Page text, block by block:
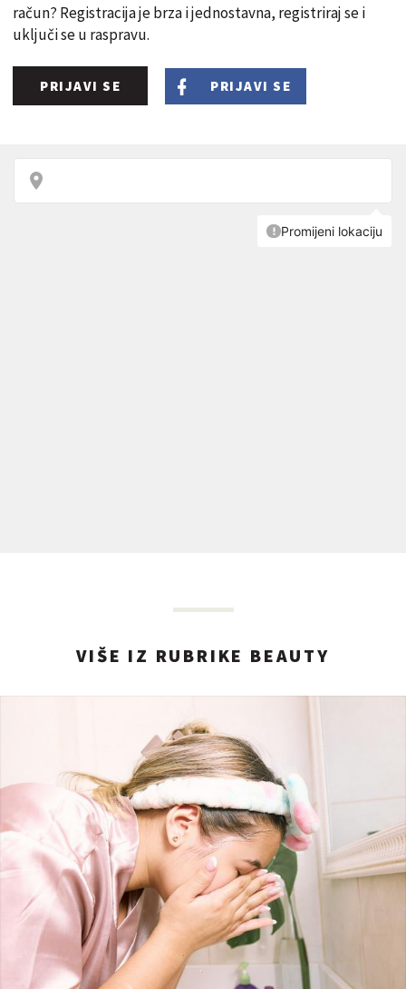
račun? Registracija je brza i jednostavna, registriraj se i
uključi se u raspravu.
PRIJAVI SE PRIJAVI SE
VIŠE IZ RUBRIKE BEAUTY